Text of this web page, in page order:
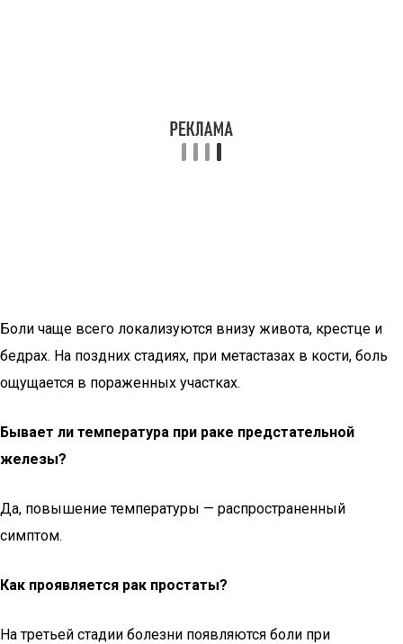
Боли чаще всего локализуются внизу живота, крестце и
бедрах. На поздних стадиях, при метастазах в кости, боль
ощущается в пораженных участках.
Бывает ли температура при раке предстательной
железы?
Да, повышение температуры — распространенный
симптом.
Как проявляется рак простаты?
На третьей стадии болезни появляются боли при